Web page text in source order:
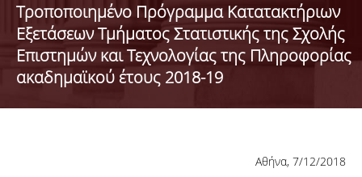
Τροποποιημένο Πρόγραμμα Κατατακτήριων
Εξετάσεων Τμήματος Στατιστικής της Σχολής
Επιστημών και Τεχνολογίας της Πληροφορίας
ακαδημαϊκού έτους 2018-19
Αθήνα, 7/12/2018